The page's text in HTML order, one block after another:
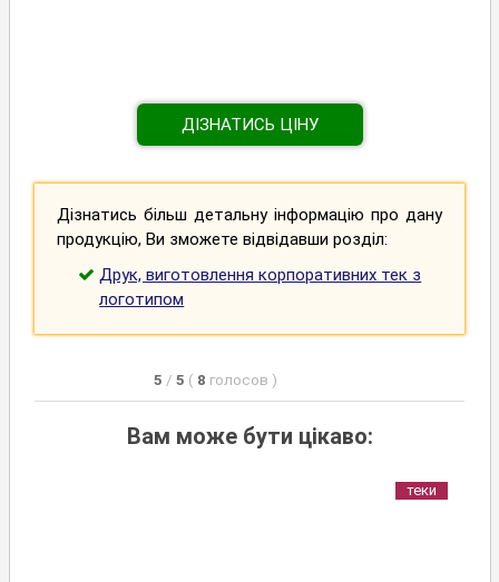
ДІЗНАТИСЬ ЦІНУ
Дізнатись більш детальну інформацію про дану
продукцію, Ви зможете відвідавши розділ:
Друк, виготовлення корпоративних тек з
логотипом
5 / 5 ( 8 голосов )
Вам може бути цікаво:
теки